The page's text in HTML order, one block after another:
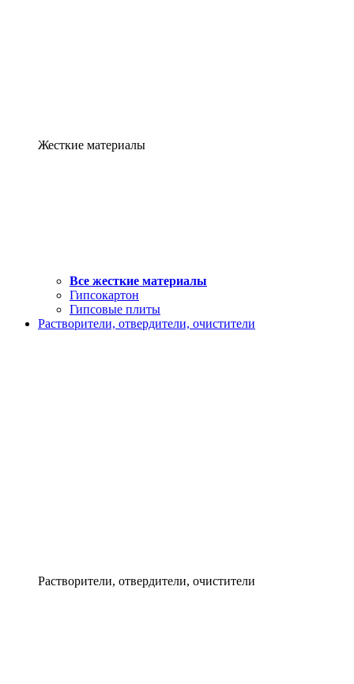
Жесткие материалы
Все жесткие материалы
Гипсокартон
Гипсовые плиты
Растворители, отвердители, очистители
Растворители, отвердители, очистители